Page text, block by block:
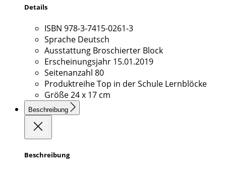
Details
ISBN 978-3-7415-0261-3
Sprache Deutsch
Ausstattung Broschierter Block
Erscheinungsjahr 15.01.2019
Seitenanzahl 80
ProduktreiheTop in der Schule Lernblöcke
Größe24 x 17 cm
Beschreibung
Beschreibung